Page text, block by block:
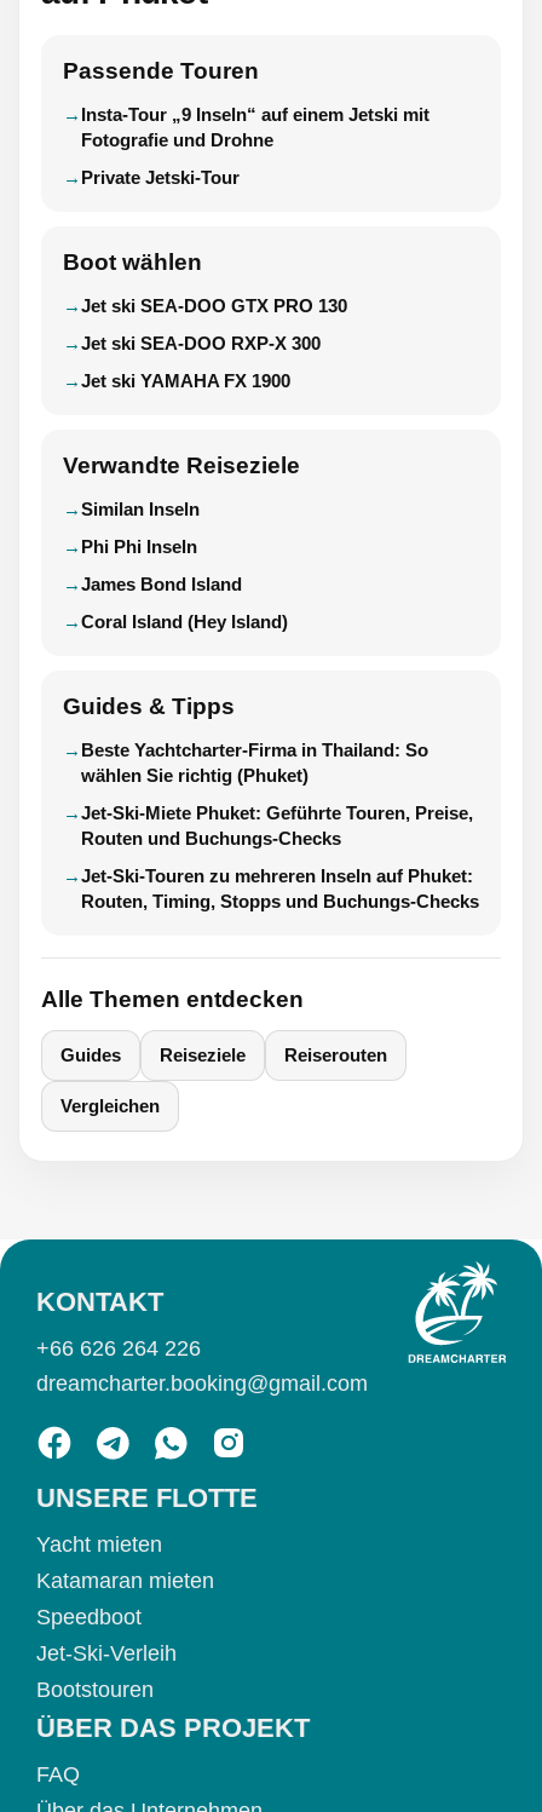
Passende Touren
Insta-Tour „9 Inseln“ auf einem Jetski mit
Fotografie und Drohne
Private Jetski-Tour
Boot wählen
Jet ski SEA-DOO GTX PRO 130
Jet ski SEA-DOO RXP-X 300
Jet ski YAMAHA FX 1900
Verwandte Reiseziele
Similan Inseln
Phi Phi Inseln
James Bond Island
Coral Island (Hey Island)
Guides & Tipps
Beste Yachtcharter-Firma in Thailand: So
wählen Sie richtig (Phuket)
Jet-Ski-Miete Phuket: Geführte Touren, Preise,
Routen und Buchungs-Checks
Jet-Ski-Touren zu mehreren Inseln auf Phuket:
Routen, Timing, Stopps und Buchungs-Checks
Alle Themen entdecken
Guides Reiseziele Reiserouten
Vergleichen
UNSERE FLOTTE
Yacht mieten
Katamaran mieten
Speedboot
Jet-Ski-Verleih
Bootstouren
ÜBER DAS PROJEKT
FAQ
KONTAKT
+66 626 264 226
dreamcharter.booking@gmail.com